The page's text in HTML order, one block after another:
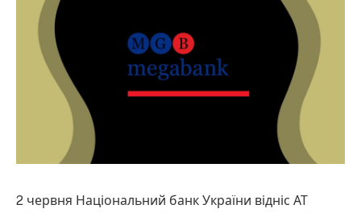
2 червня Національний банк України відніс АТ